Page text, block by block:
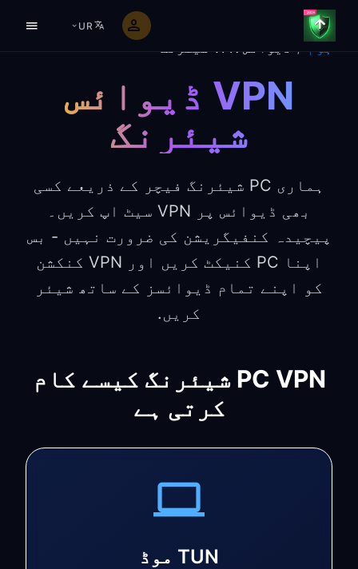
UR
ہوم / ڈیوائس VPN شیئرنگ
VPN ڈیوائس
شیئرنگ
ہماری PC شیئرنگ فیچر کے ذریعے کسی
بھی ڈیوائس پر VPN سیٹ اپ کریں۔
پیچیدہ کنفیگریشن کی ضرورت نہیں - بس
اپنا PC کنیکٹ کریں اور VPN کنکشن
کو اپنے تمام ڈیوائسز کے ساتھ شیئر
کریں.
PC VPN شیئرنگ کیسے کام
کرتی ہے
TUN موڈ